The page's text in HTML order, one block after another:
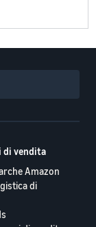
di vendita
Amazon
di